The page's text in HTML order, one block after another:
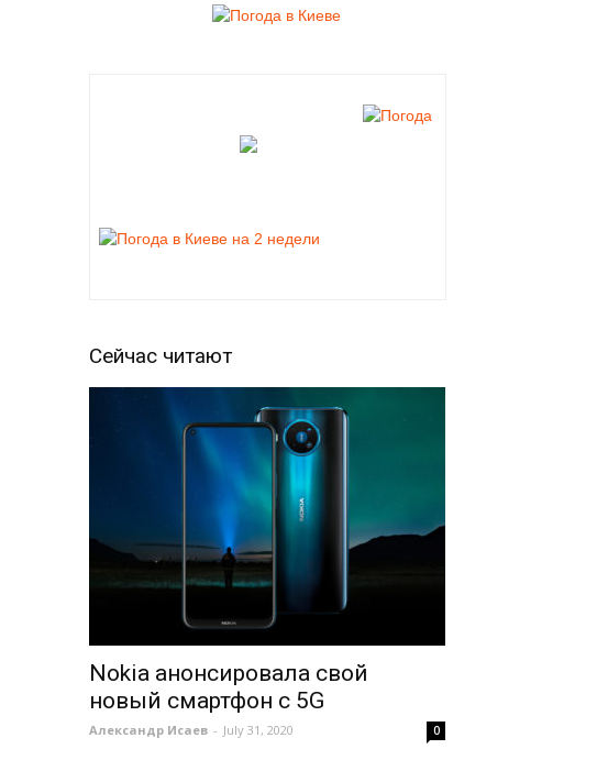
Сейчас читают
Nokia анонсировала свой
новый смартфон с 5G
Александр Исаев - July 31, 2020 0